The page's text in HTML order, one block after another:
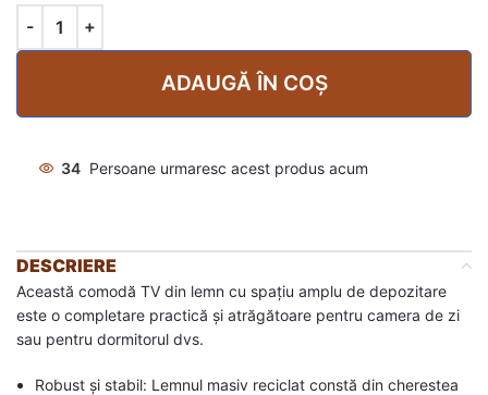
ADAUGĂ ÎN COȘ
34 Persoane urmaresc acest produs acum
DESCRIERE
Această comodă TV din lemn cu spațiu amplu de depozitare
este o completare practică și atrăgătoare pentru camera de zi
sau pentru dormitorul dvs.
Robust și stabil: Lemnul masiv reciclat constă din cherestea